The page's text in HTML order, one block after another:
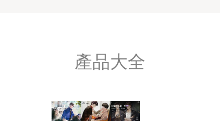
產品大全